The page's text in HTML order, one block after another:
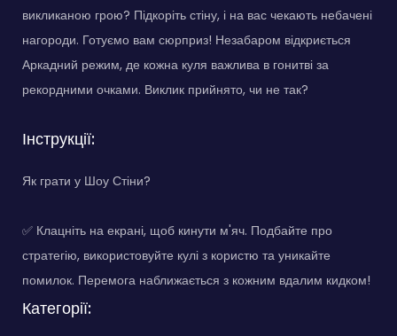
викликаною грою? Підкоріть стіну, і на вас чекають небачені
нагороди. Готуємо вам сюрприз! Незабаром відкриється
Аркадний режим, де кожна куля важлива в гонитві за
рекордними очками. Виклик прийнято, чи не так?
Інструкції:
Як грати у Шоу Стіни?
✅ Клацніть на екрані, щоб кинути м'яч. Подбайте про
стратегію, використовуйте кулі з користю та уникайте
помилок. Перемога наближається з кожним вдалим кидком!
Категорії: